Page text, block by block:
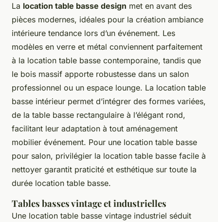
La location table basse design met en avant des
pièces modernes, idéales pour la création ambiance
intérieure tendance lors d’un événement. Les
modèles en verre et métal conviennent parfaitement
à la location table basse contemporaine, tandis que
le bois massif apporte robustesse dans un salon
professionnel ou un espace lounge. La location table
basse intérieur permet d’intégrer des formes variées,
de la table basse rectangulaire à l’élégant rond,
facilitant leur adaptation à tout aménagement
mobilier événement. Pour une location table basse
pour salon, privilégier la location table basse facile à
nettoyer garantit praticité et esthétique sur toute la
durée location table basse.
Tables basses vintage et industrielles
Une location table basse vintage industriel séduit